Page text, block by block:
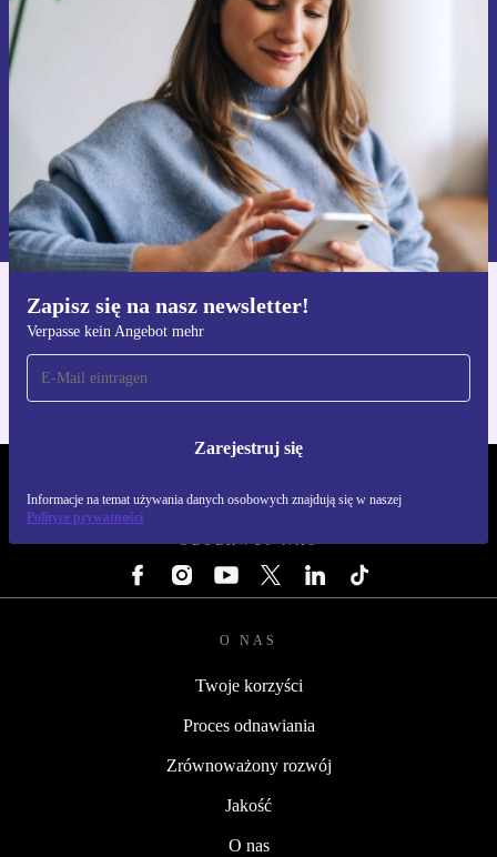
Zapisz się na nasz newsletter!
Verpasse kein Angebot mehr
Zarejestruj się
Informacje na temat używania danych osobowych znajdują się w naszej
Polityce prywatności
Nie przegap żadnej oferty.
Zarejestruj się
Informacje na temat używania danych osobowych znajdują się w
naszej
Polityce prywatności
Pobierz aplikację refurbed
Dla iOS i Android
OBSERWUJ NAS
O NAS
Twoje korzyści
Proces odnawiania
Zrównoważony rozwój
Jakość
O nas